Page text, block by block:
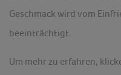
Geschmack wird vom
beeinträchtigt.
Um mehr zu erfahren,